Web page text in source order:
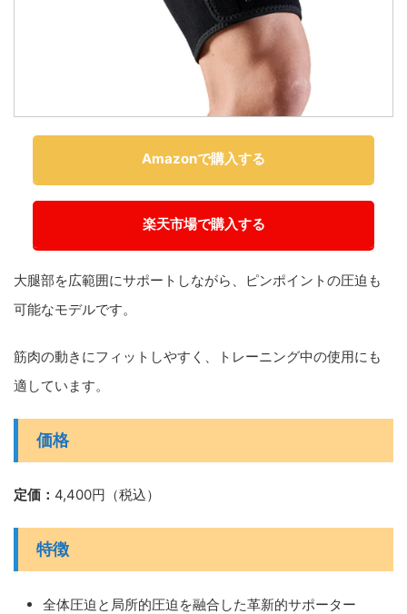
Amazonで購入する
楽天市場で購入する
大腿部を広範囲にサポートしながら、ピンポイントの圧迫も
可能なモデルです。
筋肉の動きにフィットしやすく、トレーニング中の使用にも
適しています。
価格
定価： 4,400円（税込）
特徴
全体圧迫と局所的圧迫を融合した革新的サポーター